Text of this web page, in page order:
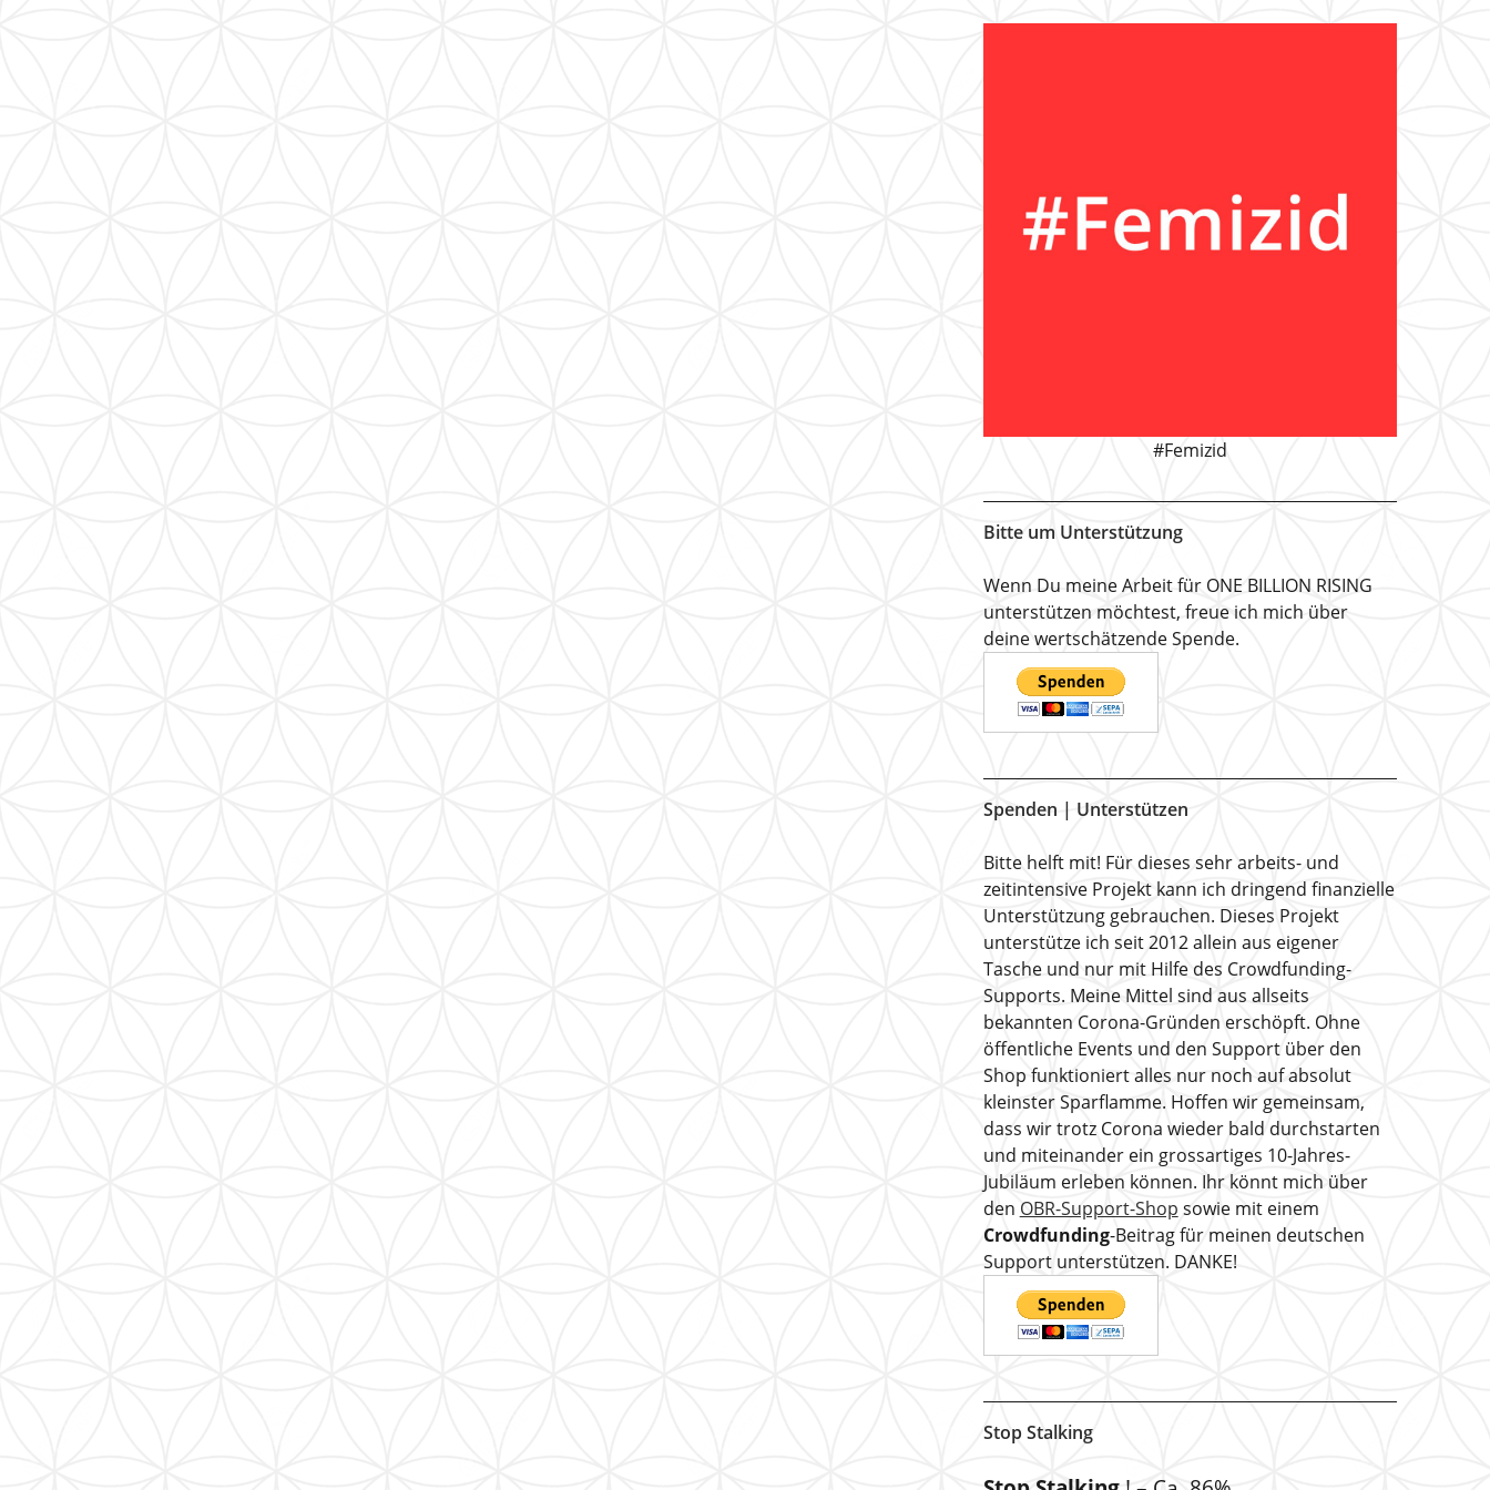
#Femizid
Bitte um Unterstützung
Wenn Du meine Arbeit für ONE BILLION RISING
unterstützen möchtest, freue ich mich über
deine wertschätzende Spende.
Spenden | Unterstützen
Bitte helft mit! Für dieses sehr arbeits- und
zeitintensive Projekt kann ich dringend finanzielle
Unterstützung gebrauchen. Dieses Projekt
unterstütze ich seit 2012 allein aus eigener
Tasche und nur mit Hilfe des Crowdfunding-
Supports. Meine Mittel sind aus allseits
bekannten Corona-Gründen erschöpft. Ohne
öffentliche Events und den Support über den
Shop funktioniert alles nur noch auf absolut
kleinster Sparflamme. Hoffen wir gemeinsam,
dass wir trotz Corona wieder bald durchstarten
und miteinander ein grossartiges 10-Jahres-
Jubiläum erleben können. Ihr könnt mich über
den OBR-Support-Shop sowie mit einem
Crowdfunding-Beitrag für meinen deutschen
Support unterstützen. DANKE!
Stop Stalking